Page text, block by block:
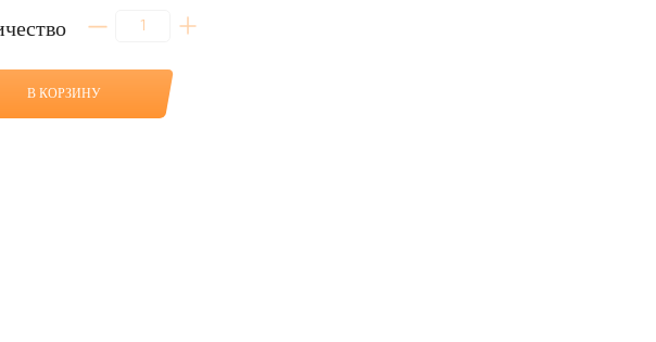
Количество
VOLVO
В КОРЗИНУ